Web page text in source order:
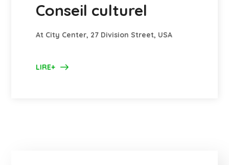
Conseil culturel
At City Center, 27 Division Street, USA
LIRE+